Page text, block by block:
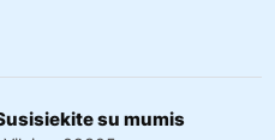
su mumis